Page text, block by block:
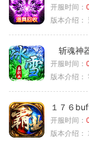
开服时间：
版本介绍：
斩魂神
开服时间：
版本介绍：
１７６
开服时间：
版本介绍：